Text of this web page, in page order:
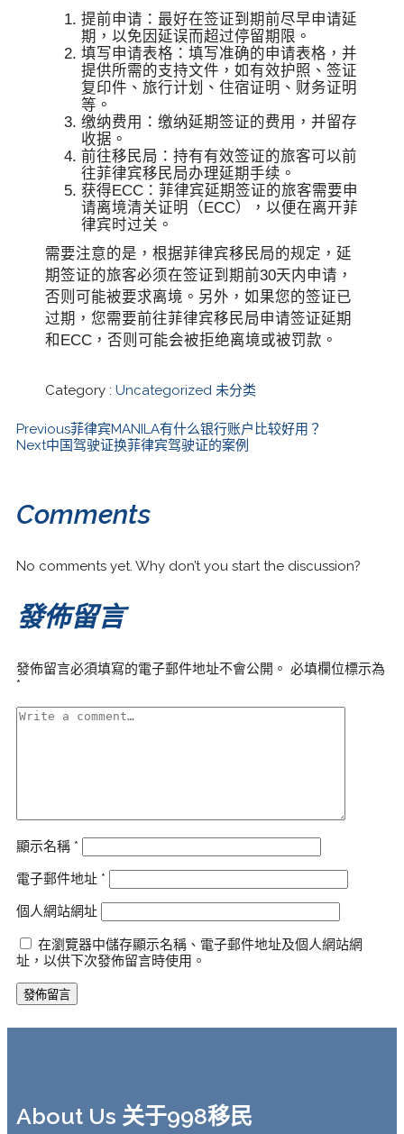
提前申请：最好在签证到期前尽早申请延
期，以免因延误而超过停留期限。
填写申请表格：填写准确的申请表格，并
提供所需的支持文件，如有效护照、签证
复印件、旅行计划、住宿证明、财务证明
等。
缴纳费用：缴纳延期签证的费用，并留存
收据。
前往移民局：持有有效签证的旅客可以前
往菲律宾移民局办理延期手续。
获得ECC：菲律宾延期签证的旅客需要申
请离境清关证明（ECC），以便在离开菲
律宾时过关。
需要注意的是，根据菲律宾移民局的规定，延
期签证的旅客必须在签证到期前30天内申请，
否则可能被要求离境。另外，如果您的签证已
过期，您需要前往菲律宾移民局申请签证延期
和ECC，否则可能会被拒绝离境或被罚款。
Category : Uncategorized 未分类
Previous菲律宾MANILA有什么银行账户比较好用？
Next中国驾驶证换菲律宾驾驶证的案例
Comments
No comments yet. Why don’t you start the discussion?
發佈留言
發佈留言必須填寫的電子郵件地址不會公開。 必填欄位標示為
*
顯示名稱 *
電子郵件地址 *
個人網站網址
在瀏覽器中儲存顯示名稱、電子郵件地址及個人網站網
址，以供下次發佈留言時使用。
About Us 关于998移民